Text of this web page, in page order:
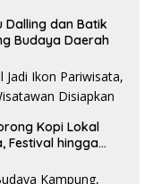
Dalling dan Batik
Budaya Daerah
Kopi Lokal
Festival hingga